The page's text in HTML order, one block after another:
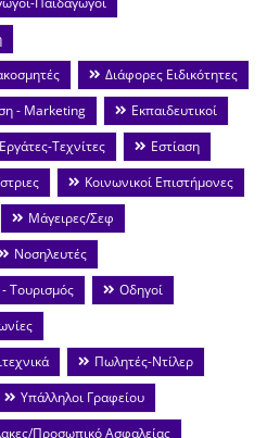
Διάφορες Ειδικότητες
- Marketing
Εκπαιδευτικοί
Εργάτες-Τεχνίτες
Εστίαση
Κοινωνικοί Επιστήμονες
Μάγειρες/Σεφ
Νοσηλευτές
Τουρισμός
Οδηγοί
Πωλητές-Ντίλερ
Υπάλληλοι Γραφείου
Προσωπικό Ασφαλείας